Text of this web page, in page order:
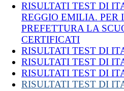
RISULTATI TEST DI
REGGIO EMILIA. PER
PREFETTURA LA
CERTIFICATI
RISULTATI TEST DI
RISULTATI TEST DI
RISULTATI TEST DI
RISULTATI TEST DI